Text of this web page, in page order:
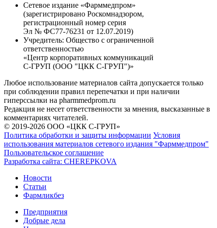
Сетевое издание «Фарммедпром»
(зарегистрировано Роскомнадзором,
регистрационный номер серия
Эл № ФС77-76231 от 12.07.2019)
Учредитель: Общество с ограниченной
ответственностью
«Центр корпоративных коммуникаций
С-ГРУП (ООО "ЦКК С-ГРУП")»
Любое использование материалов сайта допускается только
при соблюдении правил перепечатки и при наличии
гиперссылки на pharmmedprom.ru
Редакция не несет ответственности за мнения, высказанные в
комментариях читателей.
© 2019-2026 ООО «ЦКК С-ГРУП»
Политика обработки и защиты информации Условия
использования материалов сетевого издания "Фарммедпром"
Пользовательское соглашение
Разработка сайта: CHEREPKOVA
Новости
Статьи
Фармликбез
Предприятия
Добрые дела